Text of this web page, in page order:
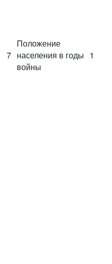
7
Положение
населения в годы
войны
1